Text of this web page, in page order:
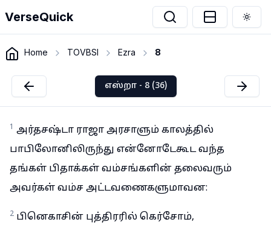
VerseQuick
Home TOVBSI Ezra 8
எஸ்றா - 8 (36)
1 அர்தசஷ்டா ராஜா அரசாளும் காலத்தில்
பாபிலோனிலிருந்து என்னோடேகூட வந்த
தங்கள் பிதாக்கள் வம்சங்களின் தலைவரும்
அவர்கள் வம்ச அட்டவணைகளுமாவன:
2 பினெகாசின் புத்திரரில் கெர்சோம்,